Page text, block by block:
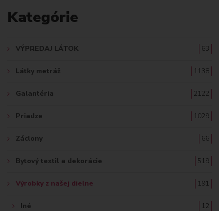
D
Kategórie
VÝPREDAJ LÁTOK 63
Látky metráž 1138
Galantéria 2122
Priadze 1029
Záclony 66
Bytový textil a dekorácie 519
Výrobky z našej dielne 191
Iné 12